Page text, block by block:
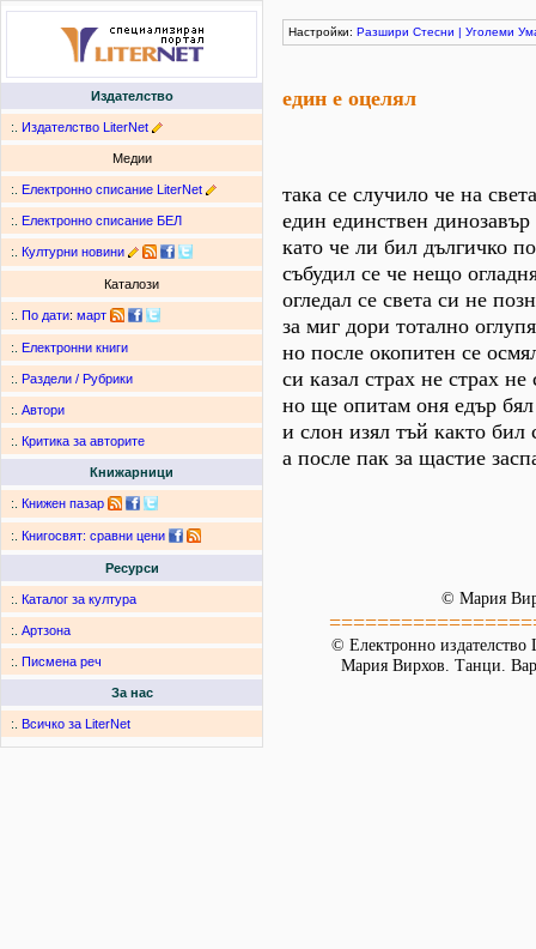
Издателство
:. Издателство LiterNet
Медии
:. Електронно списание LiterNet
:. Електронно списание БЕЛ
:. Културни новини
Каталози
:. По дати: март
:. Електронни книги
:. Раздели / Рубрики
:. Автори
:. Критика за авторите
Книжарници
:. Книжен пазар
:. Книгосвят: сравни цени
Ресурси
:. Каталог за култура
:. Артзона
:. Писмена реч
За нас
:. Всичко за LiterNet
Настройки: Разшири Стесни | Уголеми
един е оцелял
така се случило че на
един единствен динозавър
като че ли бил дългичко
събудил се че нещо
огледал се света си не
за миг дори тотално
но после окопитен се
си казал страх не страх не
но ще опитам оня едър бял
и слон изял тъй както бил
а после пак за щастие
© Мария
© Електронно издателство
Мария Вирхов. Танци.